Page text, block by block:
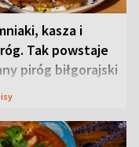
kasza i
Tak powstaje
piróg biłgorajski